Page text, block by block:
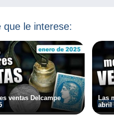
que le interese:
ventas Delcampe
Las
abril